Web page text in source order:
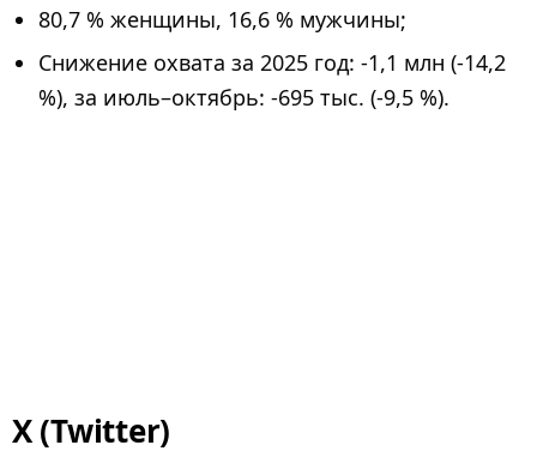
80,7 % женщины, 16,6 % мужчины;
Снижение охвата за 2025 год: -1,1 млн (-14,2
%), за июль–октябрь: -695 тыс. (-9,5 %).
X (Twitter)